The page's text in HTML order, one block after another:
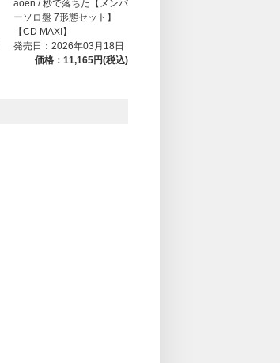
aoen / 秒で落ちた【メンバ
ーソロ盤 7形態セット】
【CD MAXI】
発売日：2026年03月18日
価格：11,165円(税込)